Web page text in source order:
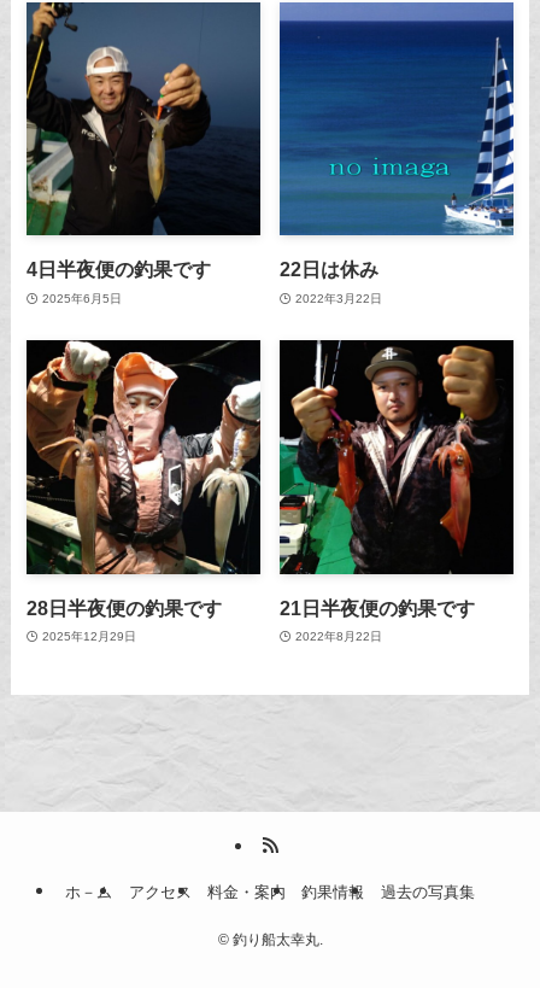
4日半夜便の釣果です
2025年6月5日
22日は休み
2022年3月22日
28日半夜便の釣果です
2025年12月29日
21日半夜便の釣果です
2022年8月22日
ホ－ム アクセス 料金・案内 釣果情報 過去の写真集
©釣り船太幸丸.